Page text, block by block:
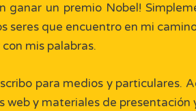
ganar un premio Nobel!
seres que encuentro en mi
mis palabras.
para medios y particulares.
web y materiales de